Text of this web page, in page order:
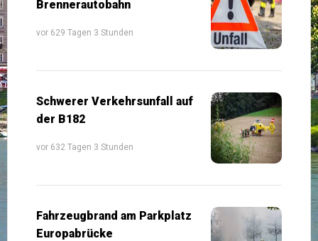
Brennerautobahn
vor 629 Tagen 3 Stunden
Schwerer Verkehrsunfall auf
der B182
vor 632 Tagen 3 Stunden
Fahrzeugbrand am Parkplatz
Europabrücke